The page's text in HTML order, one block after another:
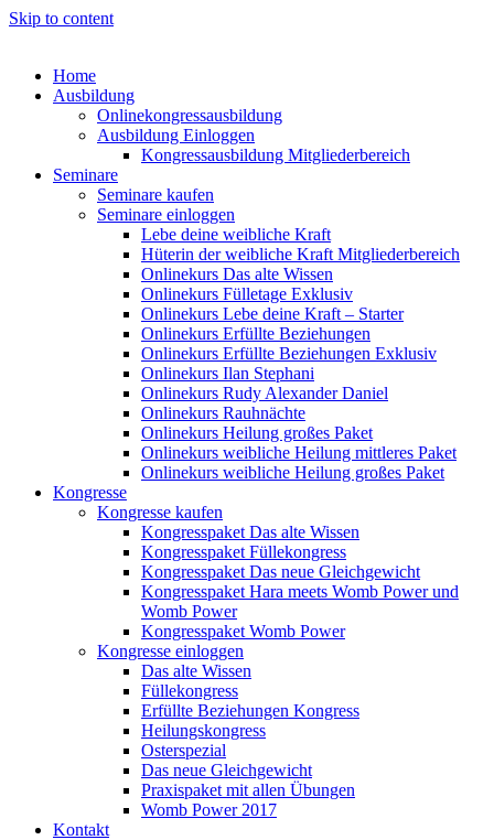
Skip to content
Home
Ausbildung
Onlinekongressausbildung
Ausbildung Einloggen
Kongressausbildung Mitgliederbereich
Seminare
Seminare kaufen
Seminare einloggen
Lebe deine weibliche Kraft
Hüterin der weibliche Kraft Mitgliederbereich
Onlinekurs Das alte Wissen
Onlinekurs Fülletage Exklusiv
Onlinekurs Lebe deine Kraft – Starter
Onlinekurs Erfüllte Beziehungen
Onlinekurs Erfüllte Beziehungen Exklusiv
Onlinekurs Ilan Stephani
Onlinekurs Rudy Alexander Daniel
Onlinekurs Rauhnächte
Onlinekurs Heilung großes Paket
Onlinekurs weibliche Heilung mittleres Paket
Onlinekurs weibliche Heilung großes Paket
Kongresse
Kongresse kaufen
Kongresspaket Das alte Wissen
Kongresspaket Füllekongress
Kongresspaket Das neue Gleichgewicht
Kongresspaket Hara meets Womb Power und
Womb Power
Kongresspaket Womb Power
Kongresse einloggen
Das alte Wissen
Füllekongress
Erfüllte Beziehungen Kongress
Heilungskongress
Osterspezial
Das neue Gleichgewicht
Praxispaket mit allen Übungen
Womb Power 2017
Kontakt